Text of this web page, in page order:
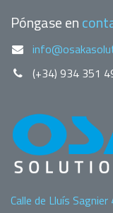
Póngase en
(+34) 934 351
Calle de Lluís